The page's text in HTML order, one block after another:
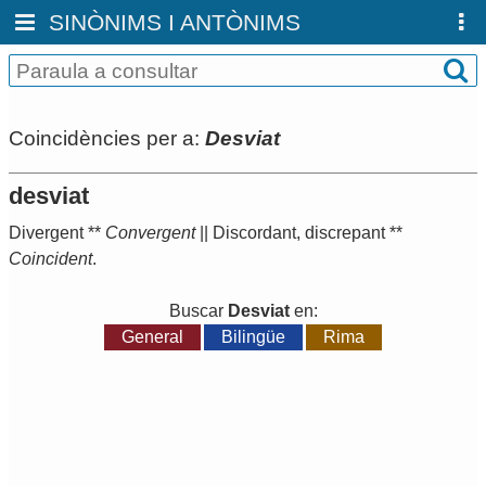
SINÒNIMS I ANTÒNIMS
Coincidències per a: Desviat
desviat
Divergent** Convergent|| Discordant, discrepant**
Coincident.
Buscar Desviaten:
General
Bilingüe Rima